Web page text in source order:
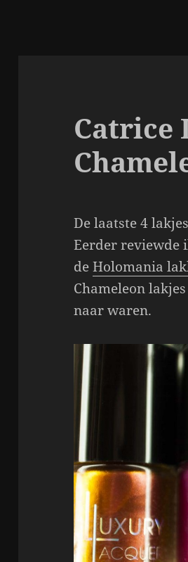
Catrice
De laatste 4
Eerder reviewde
deHolomania
Chameleon
naar waren.